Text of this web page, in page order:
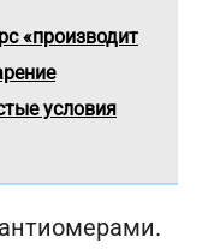
«производит
условия